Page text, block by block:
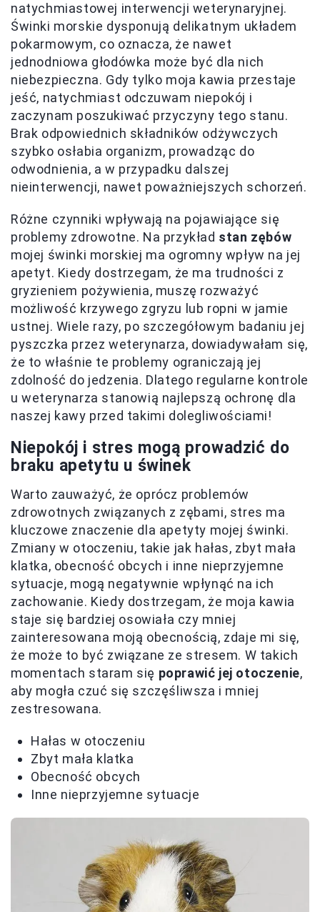
natychmiastowej interwencji weterynaryjnej.
Świnki morskie dysponują delikatnym układem
pokarmowym, co oznacza, że nawet
jednodniowa głodówka może być dla nich
niebezpieczna. Gdy tylko moja kawia przestaje
jeść, natychmiast odczuwam niepokój i
zaczynam poszukiwać przyczyny tego stanu.
Brak odpowiednich składników odżywczych
szybko osłabia organizm, prowadząc do
odwodnienia, a w przypadku dalszej
nieinterwencji, nawet poważniejszych schorzeń.
Różne czynniki wpływają na pojawiające się
problemy zdrowotne. Na przykład stan zębów
mojej świnki morskiej ma ogromny wpływ na jej
apetyt. Kiedy dostrzegam, że ma trudności z
gryzieniem pożywienia, muszę rozważyć
możliwość krzywego zgryzu lub ropni w jamie
ustnej. Wiele razy, po szczegółowym badaniu jej
pyszczka przez weterynarza, dowiadywałam się,
że to właśnie te problemy ograniczają jej
zdolność do jedzenia. Dlatego regularne kontrole
u weterynarza stanowią najlepszą ochronę dla
naszej kawy przed takimi dolegliwościami!
Niepokój i stres mogą prowadzić do
braku apetytu u świnek
Warto zauważyć, że oprócz problemów
zdrowotnych związanych z zębami, stres ma
kluczowe znaczenie dla apetyty mojej świnki.
Zmiany w otoczeniu, takie jak hałas, zbyt mała
klatka, obecność obcych i inne nieprzyjemne
sytuacje, mogą negatywnie wpłynąć na ich
zachowanie. Kiedy dostrzegam, że moja kawia
staje się bardziej osowiała czy mniej
zainteresowana moją obecnością, zdaje mi się,
że może to być związane ze stresem. W takich
momentach staram się poprawić jej otoczenie,
aby mogła czuć się szczęśliwsza i mniej
zestresowana.
Hałas w otoczeniu
Zbyt mała klatka
Obecność obcych
Inne nieprzyjemne sytuacje